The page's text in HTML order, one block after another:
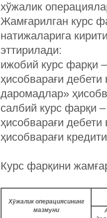
хўжалик
Жамғарилган курс
натижаларига
эттирилади:
ижобий курс фарқи
ҳисобварағи
даромадлар»
салбий курс фарқи
ҳисобварағи
ҳисобварағи
Курс фарқини
Хўжалик операциясининг
мазмуни